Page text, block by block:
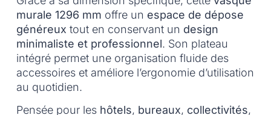
murale 1296 mm offre un espace de dépose
généreux tout en conservant un design
minimaliste et professionnel. Son plateau
intégré permet une organisation fluide des
accessoires et améliore l’ergonomie d’utilisation
au quotidien.
Pensée pour les hôtels, bureaux, collectivités,